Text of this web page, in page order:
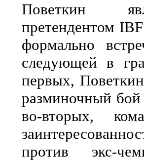
Поветкин
претендентом
формально
следующей в
первых,
разминочный бой
во-вторых,
против экс-